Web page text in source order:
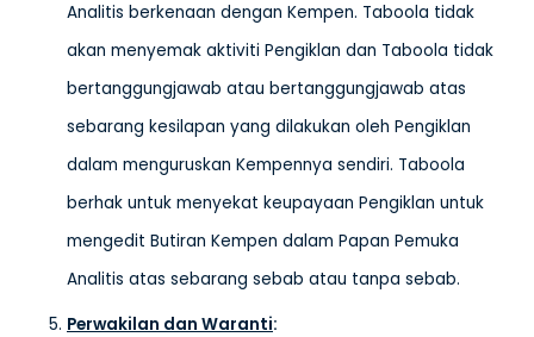
Analitis berkenaan dengan Kempen. Taboola tidak
akan menyemak aktiviti Pengiklan dan Taboola tidak
bertanggungjawab atau bertanggungjawab atas
sebarang kesilapan yang dilakukan oleh Pengiklan
dalam menguruskan Kempennya sendiri. Taboola
berhak untuk menyekat keupayaan Pengiklan untuk
mengedit Butiran Kempen dalam Papan Pemuka
Analitis atas sebarang sebab atau tanpa sebab.
Perwakilan dan Waranti: